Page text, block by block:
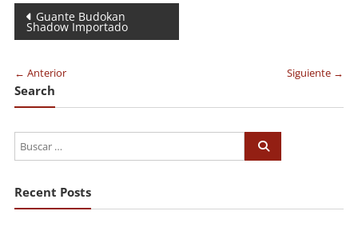
Navegación
de
entradas
Guante Budokan
Shadow Importado
← Anterior Siguiente →
Search
Recent Posts